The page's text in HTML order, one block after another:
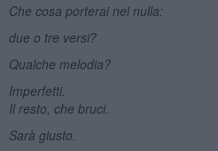
Che cosa porterai nel nulla:
due o tre versi?
Qualche melodia?
Imperfetti.
Il resto, che bruci.
Sarà giusto.